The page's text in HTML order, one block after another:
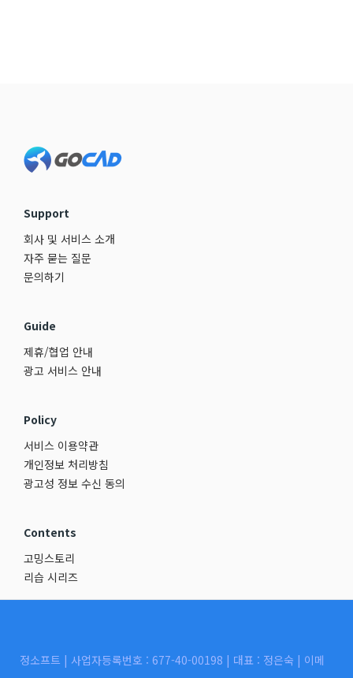
Support
회사 및 서비스 소개
자주 묻는 질문
문의하기
Guide
제휴/협업 안내
광고 서비스 안내
Policy
서비스 이용약관
개인정보 처리방침
광고성 정보 수신 동의
Contents
고밍스토리
리습 시리즈
정소프트 | 사업자등록번호 : 677-40-00198 | 대표 : 정은숙 | 이메